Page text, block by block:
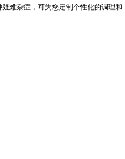
难杂症，可为您定制个性化的调理和